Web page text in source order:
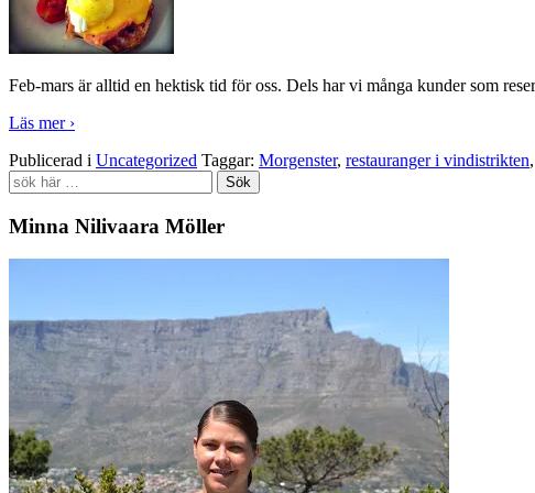
Feb-mars är alltid en hektisk tid för oss. Dels har vi många kunder som
Läs mer ›
Publicerad i Uncategorized Taggar: Morgenster, restauranger i vindistrikten,
Search
for:
Minna Nilivaara Möller